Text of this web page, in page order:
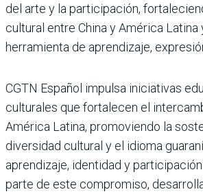
del arte y la participación,
cultural entre China y América Latina
herramienta de aprendizaje,
CGTN Español impulsa iniciativas
culturales que fortalecen el
América Latina, promoviendo la
diversidad cultural y el idioma
aprendizaje, identidad y
parte de este compromiso,